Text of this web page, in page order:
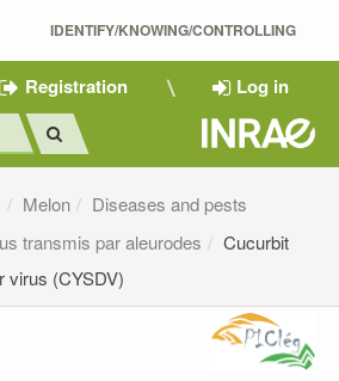
IDENTIFY/KNOWING/CONTROLLING
Registration Log in
Melon
Diseases and pests
transmis par aleurodes
Cucurbit
virus (CYSDV)